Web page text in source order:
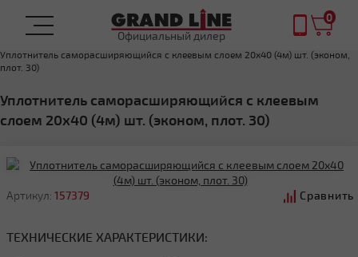
Официальный дилер
0
Комплектующие Элементы кровли
Уплотнитель саморасширяющийся с клеевым слоем 20х40 (4м) шт. (эконом,
плот. 30)
Уплотнитель саморасширяющийся с клеевым
слоем 20х40 (4м) шт. (эконом, плот. 30)
Артикул: 157379 Сравнить
ТЕХНИЧЕСКИЕ ХАРАКТЕРИСТИКИ: